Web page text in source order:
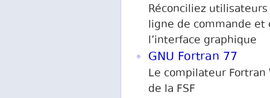
Réconciliez
ligne de commande et
l’interface graphique
GNU Fortran 77
Le compilateur Fortran
de la FSF